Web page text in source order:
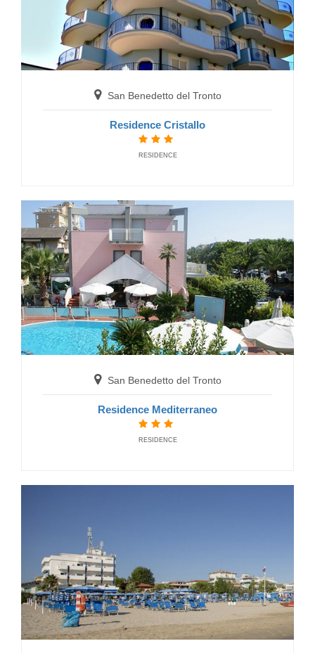
San Benedetto del Tronto
Hotel Mocambo
HOTELS
San Benedetto del Tronto
Hotel Smeraldo Suite & SPA
HOTELS
San Benedetto del Tronto
Residence Cristallo
RESIDENCE
San Benedetto del Tronto
Residence Mediterraneo
RESIDENCE